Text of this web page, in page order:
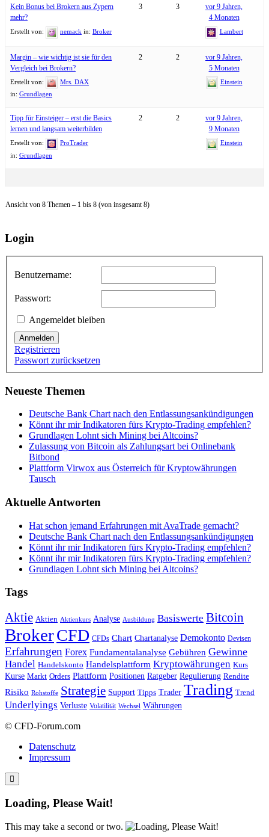
Kein Bonus bei Brokern aus Zypern
mehr?
Erstellt von: nemack in: Broker
3 3
vor 9 Jahren,
4 Monaten
Lambert
Margin – wie wichtig ist sie für den
Vergleich bei Brokern?
Erstellt von:
Mrs. DAX
in: Grundlagen
2 2
vor 9 Jahren,
5 Monaten
Einstein
Tipp für Einsteiger – erst die Basics
lernen und langsam weiterbilden
Erstellt von:
ProTrader
in: Grundlagen
2 2
vor 9 Jahren,
9 Monaten
Einstein
Ansicht von 8 Themen – 1 bis 8 (von insgesamt 8)
Login
Benutzername:
Passwort:
Angemeldet bleiben
Anmelden
Registrieren
Passwort zurücksetzen
Neueste Themen
Deutsche Bank Chart nach den Entlassungsankündigungen
Könnt ihr mir Indikatoren fürs Krypto-Trading empfehlen?
Grundlagen Lohnt sich Mining bei Altcoins?
Zulassung von Bitcoin als Zahlungsart bei Onlinebank
Bitbond
Plattform Virwox aus Österreich für Kryptowährungen
Tausch
Aktuelle Antworten
Hat schon jemand Erfahrungen mit AvaTrade gemacht?
Deutsche Bank Chart nach den Entlassungsankündigungen
Könnt ihr mir Indikatoren fürs Krypto-Trading empfehlen?
Könnt ihr mir Indikatoren fürs Krypto-Trading empfehlen?
Grundlagen Lohnt sich Mining bei Altcoins?
Tags
Aktie Aktien Aktienkurs Analyse Ausbildung Basiswerte Bitcoin
BrokerCFD CFDs Chart Chartanalyse Demokonto Devisen
Erfahrungen Forex Fundamentalanalyse Gebühren Gewinne
Handel Handelskonto Handelsplattform Kryptowährungen Kurs
Kurse Markt Orders Plattform Positionen Ratgeber Regulierung Rendite
Risiko Rohstoffe Strategie Support Tipps Trader Trading Trend
Underlyings Verluste Volatilität Wechsel Währungen
© CFD-Forum.com
Datenschutz
Impressum
Loading, Please Wait!
This may take a second or two.